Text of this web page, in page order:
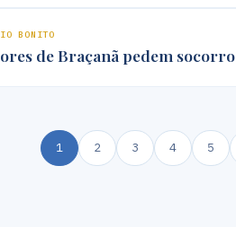
BONITO
de Braçanã pedem socorro
1 2 3 4 5